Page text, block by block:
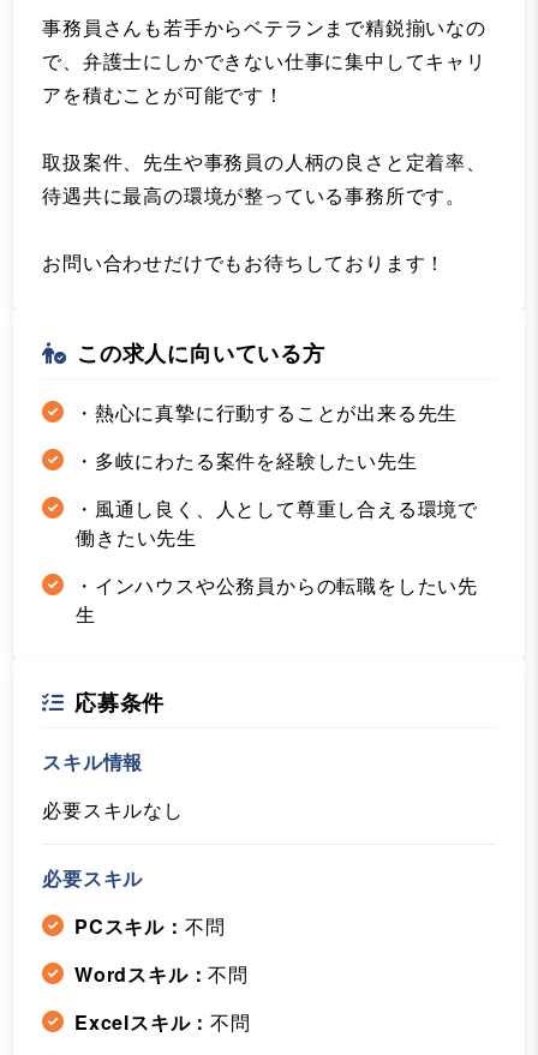
事務員さんも若手からベテランまで精鋭揃いなの
で、弁護士にしかできない仕事に集中してキャリ
アを積むことが可能です！
取扱案件、先生や事務員の人柄の良さと定着率、
待遇共に最高の環境が整っている事務所です。
お問い合わせだけでもお待ちしております！
この求人に向いている方
・熱心に真摯に行動することが出来る先生
・多岐にわたる案件を経験したい先生
・風通し良く、人として尊重し合える環境で
働きたい先生
・インハウスや公務員からの転職をしたい先
生
応募条件
スキル情報
必要スキルなし
必要スキル
PCスキル： 不問
Wordスキル：不問
Excelスキル：不問